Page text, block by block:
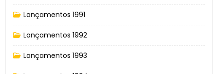
Lançamentos 1991
Lançamentos 1992
Lançamentos 1993